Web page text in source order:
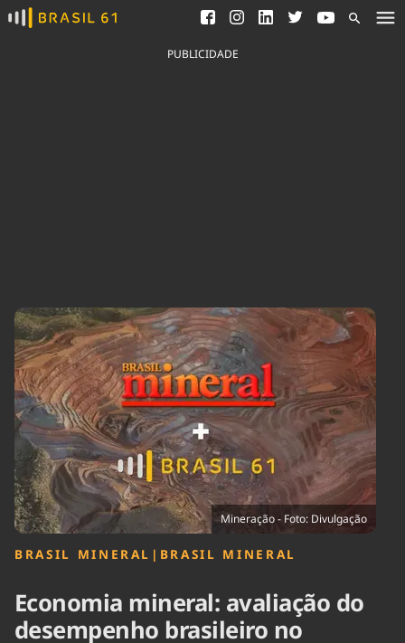
Ver todas as notícias
Saneamento
Indicadores
Agronegócios
Brasil
Brasil Mineral
Ciência &
Tecnologia
Cinema
Comportamento
Cultura
Economia
Educação
Infraestrutura
Internacional
Meio Ambiente
Podcast
Política
Saúde
Tempo
PUBLICIDADE
Mineração - Foto: Divulgação
BRASIL MINERAL | BRASIL MINERAL
Economia mineral: avaliação do
desempenho brasileiro no